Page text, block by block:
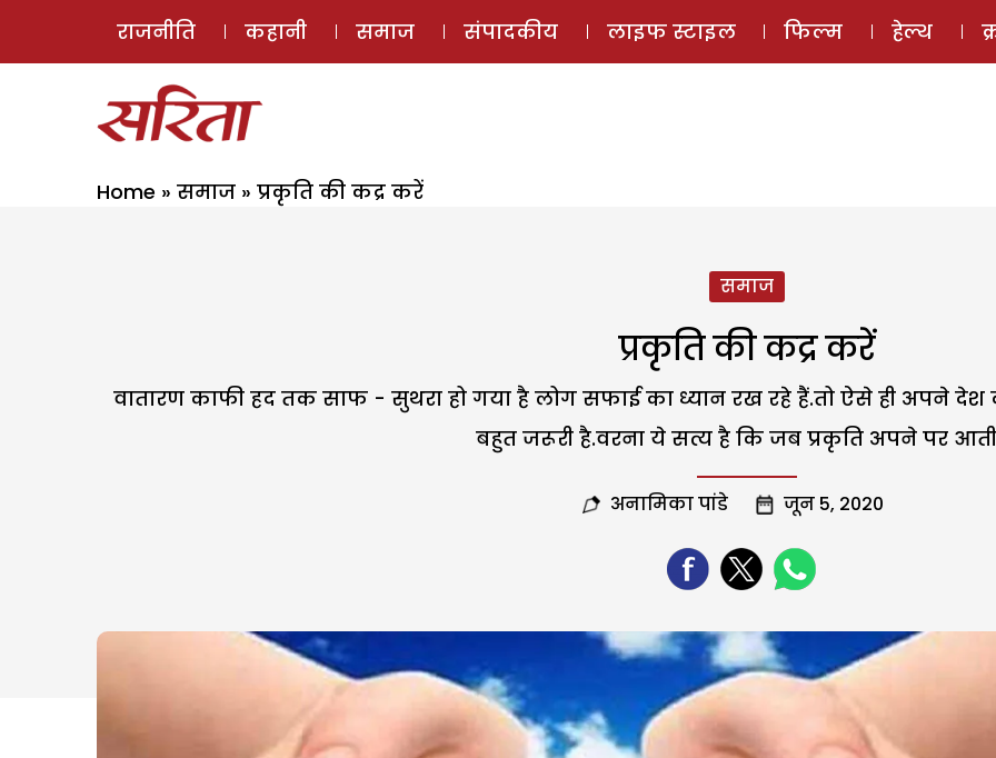
ई-मैगज़ीन
राजनीति कहानी समाज संपादकीय लाइफ स्टाइल फिल्म हेल्थ
Home » समाज » प्रकृति की कद्र करें
समाज
प्रकृति की कद्र करें
वातारण काफी हद तक साफ - सुथरा हो गया है लोग सफाई का ध्यान रख रहे हैं.तो ऐसे ही अपने देश
बहुत जरूरी है.वरना ये सत्य है कि जब प्रकृति अपने पर
अनामिका पांडे जून 5, 2020